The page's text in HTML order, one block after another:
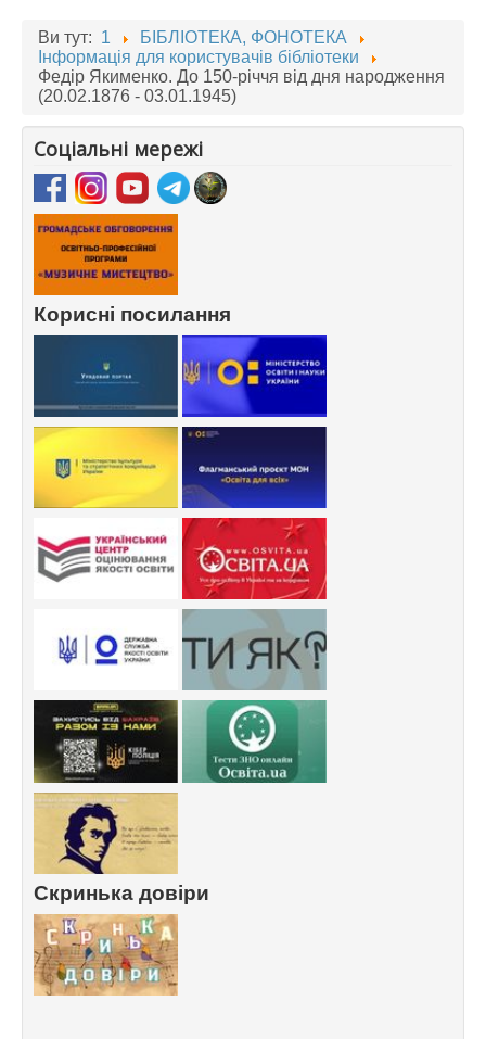
Ви тут: 1
БІБЛІОТЕКА, ФОНОТЕКА
Інформація для користувачів бібліотеки
Федір Якименко. До 150-річчя від дня народження
(20.02.1876 - 03.01.1945)
Соціальні мережі
Корисні посилання
Скринька довіри